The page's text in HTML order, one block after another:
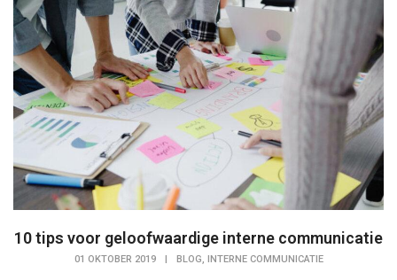
10 tips voor geloofwaardige interne communicatie
01 OKTOBER 2019 BLOG, INTERNE COMMUNICATIE